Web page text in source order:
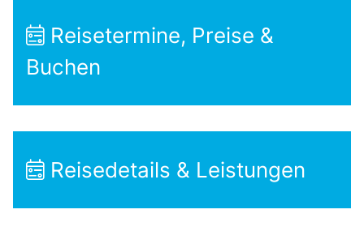
Reisetermine, Preise &
Buchen
Reisedetails & Leistungen